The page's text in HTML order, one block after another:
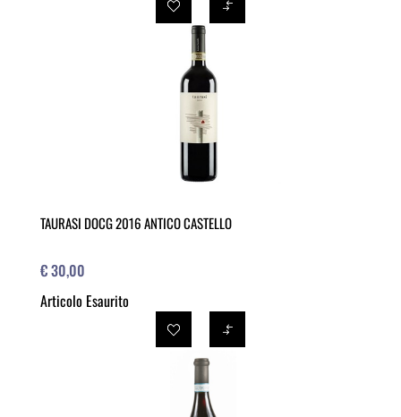
TAURASI DOCG 2016 ANTICO CASTELLO
€ 30,00
Articolo Esaurito